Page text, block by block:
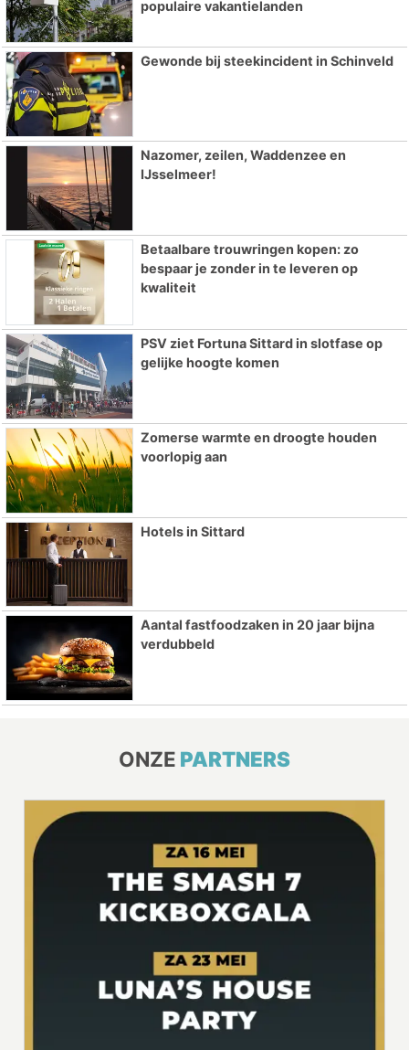
populaire vakantielanden
Gewonde bij steekincident in Schinveld
Nazomer, zeilen, Waddenzee en
IJsselmeer!
Betaalbare trouwringen kopen: zo
bespaar je zonder in te leveren op
kwaliteit
PSV ziet Fortuna Sittard in slotfase op
gelijke hoogte komen
Zomerse warmte en droogte houden
voorlopig aan
Hotels in Sittard
Aantal fastfoodzaken in 20 jaar bijna
verdubbeld
ONZE PARTNERS